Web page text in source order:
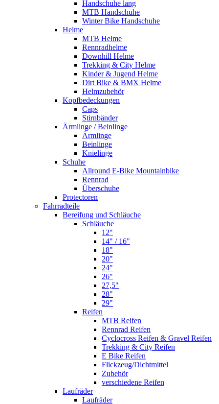
Handschuhe lang
MTB Handschuhe
Winter Bike Handschuhe
Helme
MTB Helme
Rennradhelme
Downhill Helme
Trekking & City Helme
Kinder & Jugend Helme
Dirt Bike & BMX Helme
Helmzubehör
Kopfbedeckungen
Caps
Stirnbänder
Ärmlinge / Beinlinge
Ärmlinge
Beinlinge
Knielinge
Schuhe
Allround E-Bike Mountainbike
Rennrad
Überschuhe
Protectoren
Fahrradteile
Bereifung und Schläuche
Schläuche
12"
14" / 16"
18"
20"
24"
26"
27,5"
28"
29"
Reifen
MTB Reifen
Rennrad Reifen
Cyclocross Reifen & Gravel Reifen
Trekking & City Reifen
E Bike Reifen
Flickzeug/Dichtmittel
Zubehör
verschiedene Reifen
Laufräder
Laufräder